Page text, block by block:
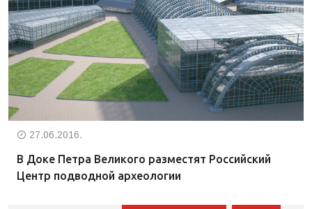
27.06.2016.
В Доке Петра Великого разместят Российский
Центр подводной археологии